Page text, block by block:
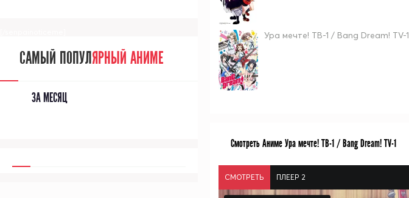
Ура мечте! ТВ-1 / Bang Dream! TV-1
Смотреть Аниме Ура мечте! ТВ-1 / Bang Dream! TV-1
СМОТРЕТЬ ПЛЕЕР 2
САМЫЙ ПОПУЛЯРНЫЙ АНИМЕ
ЗА МЕСЯЦ